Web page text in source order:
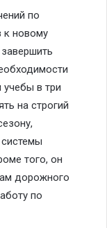
по
к новому
учебы в три
на строгий
того, он
дорожного
по